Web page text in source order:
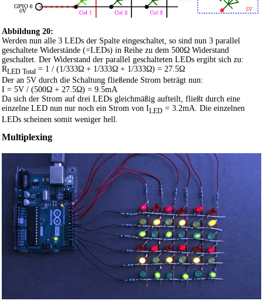
Abbildung 20:
Werden nun alle 3 LEDs der Spalte eingeschaltet, so sind nun 3 parallel
geschaltete Widerstände (=LEDs) in Reihe zu dem 500Ω Widerstand
geschaltet. Der Widerstand der parallel geschalteten LEDs ergibt sich zu:
RLED Total = 1 / (1/333Ω + 1/333Ω + 1/333Ω) = 27.5Ω
Der an 5V durch die Schaltung fließende Strom beträgt nun:
I = 5V / (500Ω + 27.5Ω) = 9.5mA
Da sich der Strom auf drei LEDs gleichmäßig aufteilt, fließt durch eine
einzelne LED nun nur noch ein Strom von ILED = 3.2mA. Die einzelnen
LEDs scheinen somit weniger hell.
Multiplexing